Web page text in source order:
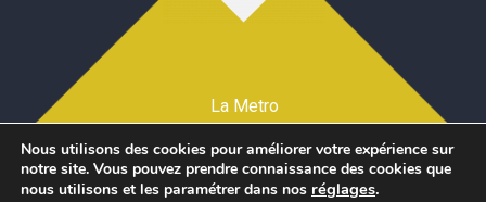
La Metro
Téléchargez CityAll
Nous utilisons des cookies pour améliorer votre expérience sur
notre site. Vous pouvez prendre connaissance des cookies que
nous utilisons et les paramétrer dans nos réglages.